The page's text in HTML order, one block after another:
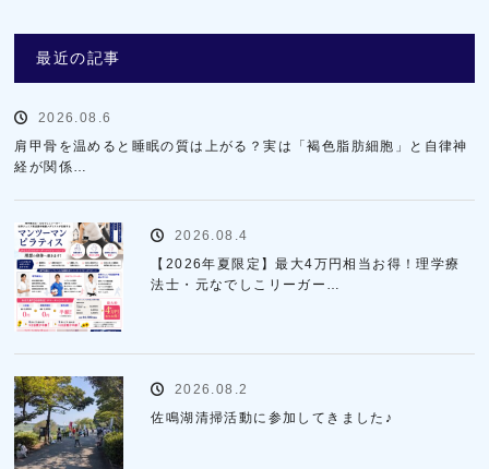
最近の記事
2026.08.6
肩甲骨を温めると睡眠の質は上がる？実は「褐色脂肪細胞」と自律神
経が関係…
2026.08.4
【2026年夏限定】最大4万円相当お得！理学療
法士・元なでしこリーガー…
2026.08.2
佐鳴湖清掃活動に参加してきました♪